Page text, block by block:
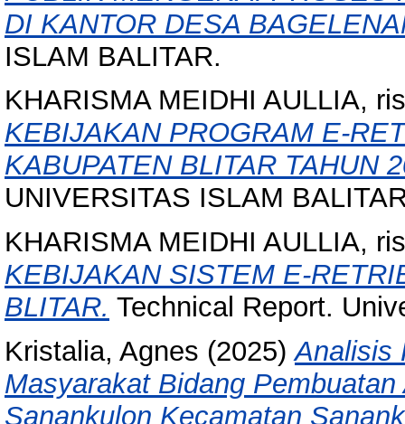
DI KANTOR DESA
ISLAM BALITAR.
KHARISMA MEIDHI AULLIA,
KEBIJAKAN PROGRAM E-
KABUPATEN BLITAR TAHUN
UNIVERSITAS ISLAM
KHARISMA MEIDHI AULLIA,
KEBIJAKAN SISTEM E-
BLITAR. Technical Report.
Kristalia, Agnes (2025)Analisis
Masyarakat Bidang
Sanankulon Kecamatan